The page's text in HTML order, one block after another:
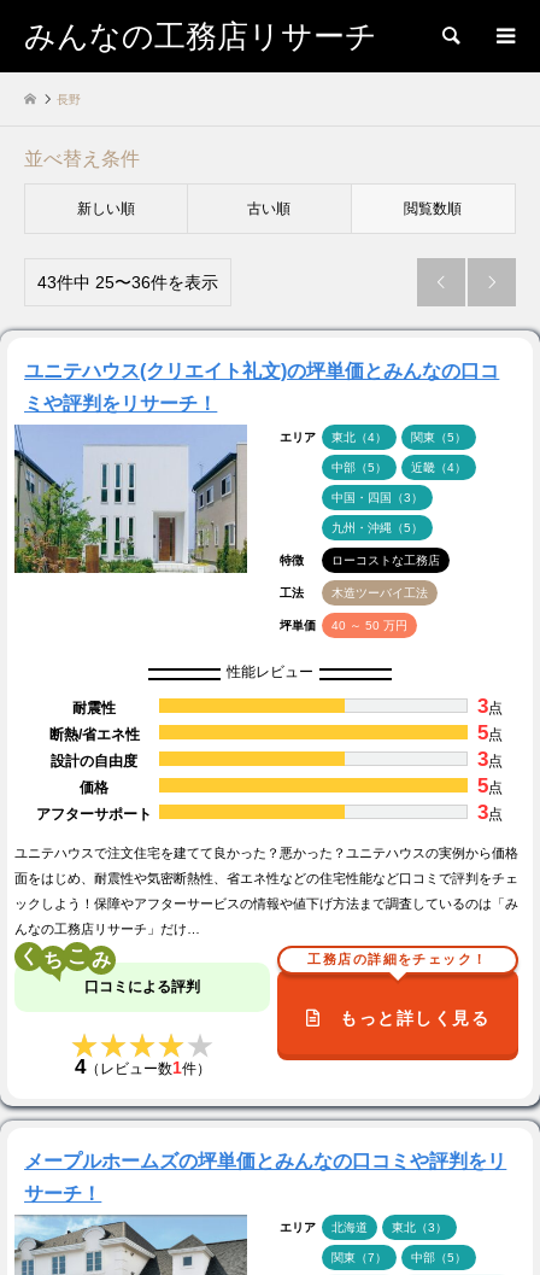
みんなの工務店リサーチ 検索
長野
並べ替え条件
新しい順 古い順 閲覧数順
43件中 25〜36件を表示  
ユニテハウス(クリエイト礼文)の坪単価とみんなの口コ
ミや評判をリサーチ！
エリア 東北（4） 関東（5）
中部（5） 近畿（4）
中国・四国（3）
九州・沖縄（5）
特徴 ローコストな工務店
工法 木造ツーバイ工法
坪単価 40 ～ 50 万円
性能レビュー
耐震性 3点
断熱/省エネ性
5点
設計の自由度
3点
価格
5点
アフターサポート
3点
ユニテハウスで注文住宅を建てて良かった？悪かった？ユニテハウスの実例から価格
面をはじめ、耐震性や気密断熱性、省エネ性などの住宅性能など口コミで評判をチェ
ックしよう！保障やアフターサービスの情報や値下げ方法まで調査しているのは「み
んなの工務店リサーチ」だけ…
く こ
口コミによる評判
★★★★★
★★★★★
4（レビュー数1件）
工務店の詳細をチェック！
もっと詳しく見る
メープルホームズの坪単価とみんなの口コミや評判をリ
サーチ！
エリア 北海道 東北（3）
関東（7） 中部（5）